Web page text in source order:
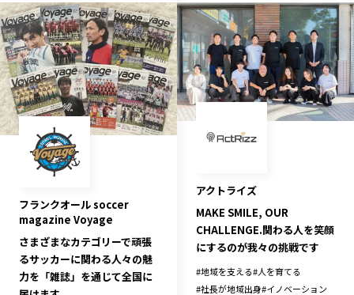
フランクオール soccer
magazine Voyage
さまざまなカテゴリーで頑張
るサッカーに関わる人々の魅
力を「雑誌」を通じて全国に
アクトライズ
MAKE SMILE, OUR
CHALLENGE.関わる人を笑顔
にするのが我々の挑戦です
#地域を支える#人を育てる
#社長が地域出身#イノベーション